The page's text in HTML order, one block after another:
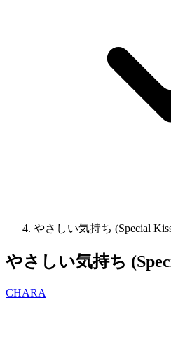
やさしい気持ち (Special
やさしい気持ち
CHARA